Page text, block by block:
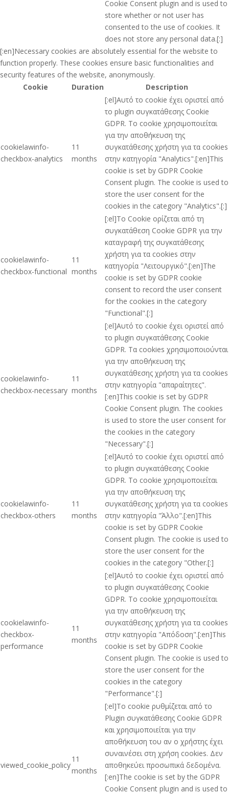
Cookie Consent plugin and is used to
store whether or not user has
consented to the use of cookies. It
does not store any personal data.[:]
[:en]Necessary cookies are absolutely essential for the website to
function properly. These cookies ensure basic functionalities and
security features of the website, anonymously.
Cookie
Duration Description
cookielawinfo-
checkbox-analytics
11
months
[:el]Αυτό το cookie έχει οριστεί από
το plugin συγκατάθεσης Cookie
GDPR. Το cookie χρησιμοποιείται
για την αποθήκευση της
συγκατάθεσης χρήστη για τα cookies
στην κατηγορία "Analytics".[:en]This
cookie is set by GDPR Cookie
Consent plugin. The cookie is used to
store the user consent for the
cookies in the category "Analytics".[:]
cookielawinfo-
checkbox-functional
11
months
[:el]Το Cookie ορίζεται από τη
συγκατάθεση Cookie GDPR για την
καταγραφή της συγκατάθεσης
χρήστη για τα cookies στην
κατηγορία "Λειτουργικό".[:en]The
cookie is set by GDPR cookie
consent to record the user consent
for the cookies in the category
"Functional".[:]
cookielawinfo-
checkbox-necessary
11
months
[:el]Αυτό το cookie έχει οριστεί από
το plugin συγκατάθεσης Cookie
GDPR. Τα cookies χρησιμοποιούνται
για την αποθήκευση της
συγκατάθεσης χρήστη για τα cookies
στην κατηγορία "απαραίτητες".
[:en]This cookie is set by GDPR
Cookie Consent plugin. The cookies
is used to store the user consent for
the cookies in the category
"Necessary".[:]
cookielawinfo-
checkbox-others
11
months
[:el]Αυτό το cookie έχει οριστεί από
το plugin συγκατάθεσης Cookie
GDPR. Το cookie χρησιμοποιείται
για την αποθήκευση της
συγκατάθεσης χρήστη για τα cookies
στην κατηγορία "Άλλο".[:en]This
cookie is set by GDPR Cookie
Consent plugin. The cookie is used to
store the user consent for the
cookies in the category "Other.[:]
cookielawinfo-
checkbox-
performance
11
months
[:el]Αυτό το cookie έχει οριστεί από
το plugin συγκατάθεσης Cookie
GDPR. Το cookie χρησιμοποιείται
για την αποθήκευση της
συγκατάθεσης χρήστη για τα cookies
στην κατηγορία "Απόδοση".[:en]This
cookie is set by GDPR Cookie
Consent plugin. The cookie is used to
store the user consent for the
cookies in the category
"Performance".[:]
viewed_cookie_policy
11
months
[:el]Το cookie ρυθμίζεται από το
Plugin συγκατάθεσης Cookie GDPR
και χρησιμοποιείται για την
αποθήκευση του αν ο χρήστης έχει
συναινέσει στη χρήση cookies. Δεν
αποθηκεύει προσωπικά δεδομένα.
[:en]The cookie is set by the GDPR
Cookie Consent plugin and is used to